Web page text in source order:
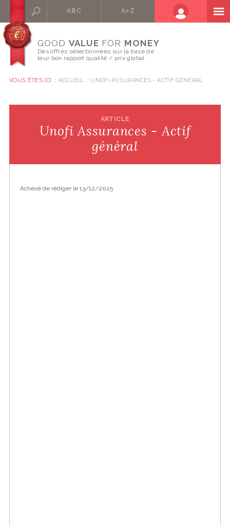
ABC A>Z
GOOD VALUE FOR MONEY
Des offres sélectionnées sur la base de
leur bon rapport qualité / prix global
VOUS ÊTES ICI :: ACCUEIL UNOFI ASSURANCES - ACTIF GÉNÉRAL
ARTICLE
Unofi Assurances - Actif
général
Achevé de rédiger le 13/12/2025